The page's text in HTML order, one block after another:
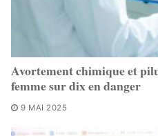
Avortement chimique et
femme sur dix en danger
9 MAI 2025